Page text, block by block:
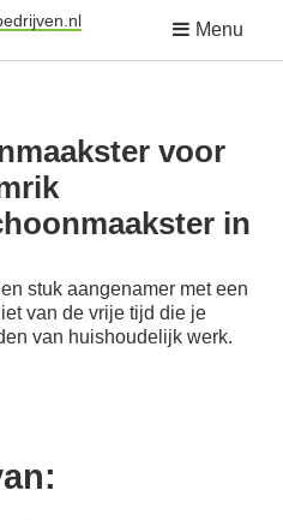
Menu
voor
in
stuk aangenamer met een
van de vrije tijd die je
van huishoudelijk werk.